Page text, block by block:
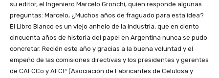
su editor, el Ingeniero Marcelo Gronchi, quien responde algunas
preguntas: Marcelo, ¿Muchos años de fraguado para esta idea?
El Libro Blanco es un viejo anhelo de la industria, que en ciento
cincuenta años de historia del papel en Argentina nunca se pudo
concretar. Recién este año y gracias a la buena voluntad y el
empeño de las comisiones directivas y los presidentes y gerentes
de CAFCCo y AFCP (Asociación de Fabricantes de Celulosa y